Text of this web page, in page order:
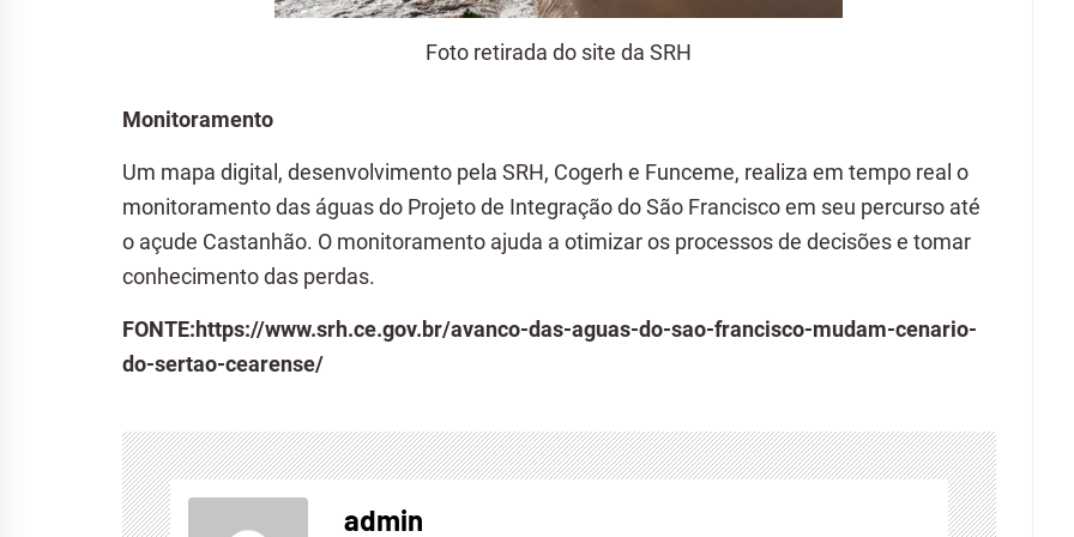
Foto retirada do site da SRH
Monitoramento
Um mapa digital, desenvolvimento pela SRH, Cogerh e Funceme, realiza em tempo real o
monitoramento das águas do Projeto de Integração do São Francisco em seu percurso até
o açude Castanhão. O monitoramento ajuda a otimizar os processos de decisões e tomar
conhecimento das perdas.
FONTE:https://www.srh.ce.gov.br/avanco-das-aguas-do-sao-francisco-mudam-cenario-
do-sertao-cearense/
admin